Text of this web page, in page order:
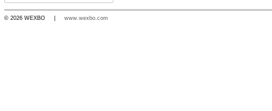
© 2026 WEXBO | www.wexbo.com